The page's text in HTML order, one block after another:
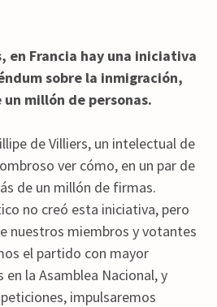
en Francia hay una iniciativa
sobre la inmigración,
millón de personas.
de Villiers, un intelectual de
ver cómo, en un par de
de un millón de firmas.
no creó esta iniciativa, pero
nuestros miembros y votantes
el partido con mayor
la Asamblea Nacional, y
impulsaremos